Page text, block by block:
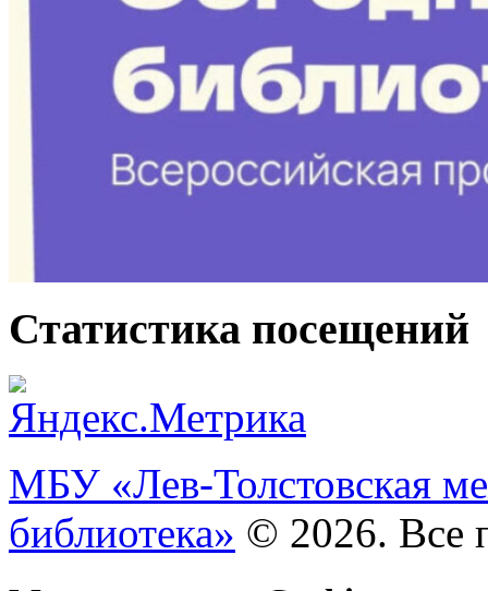
Статистика посещений
МБУ «Лев-Толстовская
библиотека» © 2026. Все